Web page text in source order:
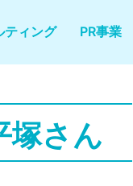
ティング PR事業
塚さん